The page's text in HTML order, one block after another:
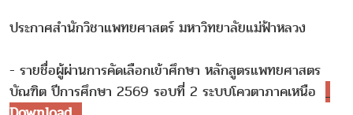
ประกาศสำนักวิชาแพทยศาสตร์ มหาวิทยาลัยแม่ฟ้าหลวง
- รายชื่อผู้ผ่านการคัดเลือกเข้าศึกษา หลักสูตรแพทยศาสตร
บัณฑิต ปีการศึกษา 2569 รอบที่ 2 ระบบโควตาภาคเหนือ